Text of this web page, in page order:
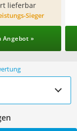
lieferbar
Sieger
Angebot »